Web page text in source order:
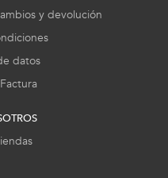
y devolución
datos